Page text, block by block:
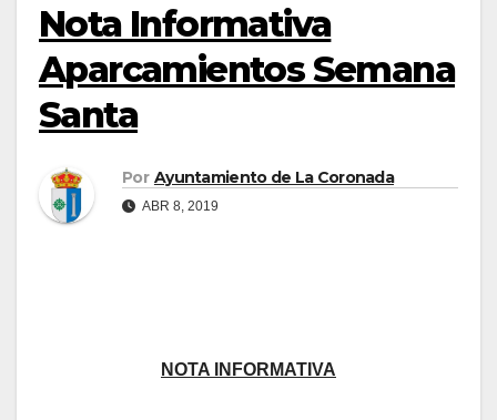
Nota Informativa
Aparcamientos Semana
Santa
Por Ayuntamiento de La Coronada
ABR 8, 2019
NOTA INFORMATIVA